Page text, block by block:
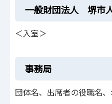
一般財団法人 堺市
＜入室＞
事務局
団体名、出席者の役職名、